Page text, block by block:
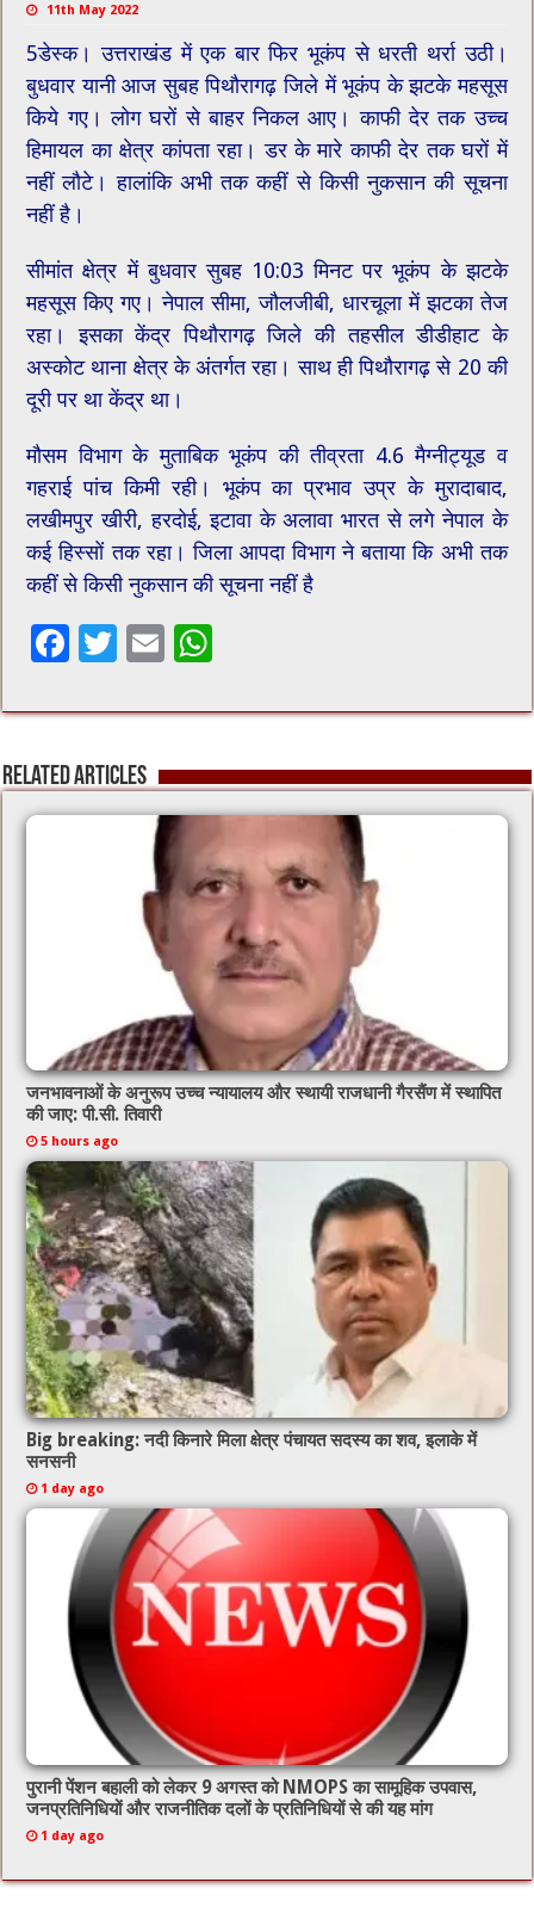
11th May 2022
5डेस्क। उत्तराखंड में एक बार फिर भूकंप से धरती थर्रा उठी।
बुधवार यानी आज सुबह पिथौरागढ़ जिले में भूकंप के झटके महसूस
किये गए। लोग घरों से बाहर निकल आए। काफी देर तक उच्च
हिमायल का क्षेत्र कांपता रहा। डर के मारे काफी देर तक घरों में
नहीं लौटे। हालांकि अभी तक कहीं से किसी नुकसान की सूचना
नहीं है।
सीमांत क्षेत्र में बुधवार सुबह 10:03 मिनट पर भूकंप के झटके
महसूस किए गए। नेपाल सीमा, जौलजीबी, धारचूला में झटका तेज
रहा। इसका केंद्र पिथौरागढ़ जिले की तहसील डीडीहाट के
अस्कोट थाना क्षेत्र के अंतर्गत रहा। साथ ही पिथौरागढ़ से 20 की
दूरी पर था केंद्र था।
मौसम विभाग के मुताबिक भूकंप की तीव्रता 4.6 मैग्नीट्यूड व
गहराई पांच किमी रही। भूकंप का प्रभाव उप्र के मुरादाबाद,
लखीमपुर खीरी, हरदोई, इटावा के अलावा भारत से लगे नेपाल के
कई हिस्सों तक रहा। जिला आपदा विभाग ने बताया कि अभी तक
कहीं से किसी नुकसान की सूचना नहीं है
F
e
b
o
T
tt
er
E
ai at
p
Related Articles
जनभावनाओं के अनुरूप उच्च न्यायालय और स्थायी राजधानी गैरसैंण में स्थापित
की जाए: पी.सी. तिवारी
5 hours ago
Big breaking: नदी किनारे मिला क्षेत्र पंचायत सदस्य का शव, इलाके में
सनसनी
1 day ago
पुरानी पेंशन बहाली को लेकर 9 अगस्त को NMOPS का सामूहिक उपवास,
जनप्रतिनिधियों और राजनीतिक दलों के प्रतिनिधियों से की यह मांग
1 day ago